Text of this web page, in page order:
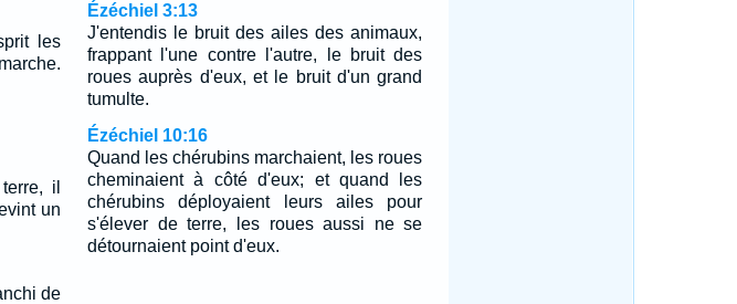
les
il
un
de
Ézéchiel 3:13
J'entendis le bruit des ailes des animaux,
frappant l'une contre l'autre, le bruit des
roues auprès d'eux, et le bruit d'un grand
tumulte.
Ézéchiel 10:16
Quand les chérubins marchaient, les roues
cheminaient à côté d'eux; et quand les
chérubins déployaient leurs ailes pour
s'élever de terre, les roues aussi ne se
détournaient point d'eux.